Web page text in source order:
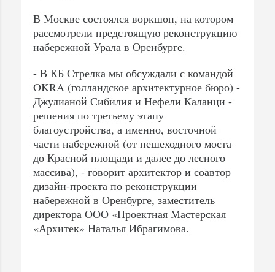
В Москве состоялся воркшоп, на котором
рассмотрели предстоящую реконструкцию
набережной Урала в Оренбурге.
- В КБ Стрелка мы обсуждали с командой
OKRA (голландское архитектурное бюро) -
Джулианой Сибилия и Нефели Каланци -
решения по третьему этапу
благоустройства, а именно, восточной
части набережной (от пешеходного моста
до Красной площади и далее до лесного
массива), - говорит архитектор и соавтор
дизайн-проекта по реконструкции
набережной в Оренбурге, заместитель
директора ООО «Проектная Мастерская
«Архитек» Наталья Ибрагимова.